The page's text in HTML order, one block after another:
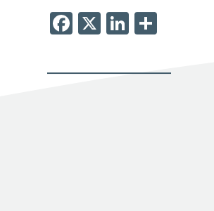
Facebook
X LinkedIn
Share